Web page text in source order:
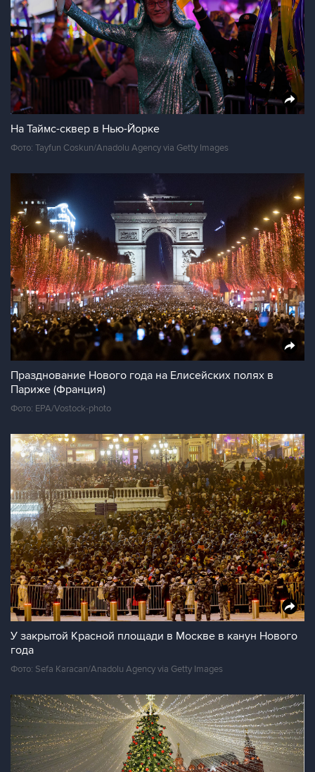
На Таймс-сквер в Нью-Йорке
Фото: Tayfun Coskun/Anadolu Agency via Getty Images
Празднование Нового года на Елисейских полях в
Париже (Франция)
Фото: EPA/Vostock-photo
У закрытой Красной площади в Москве в канун Нового
года
Фото: Sefa Karacan/Anadolu Agency via Getty Images